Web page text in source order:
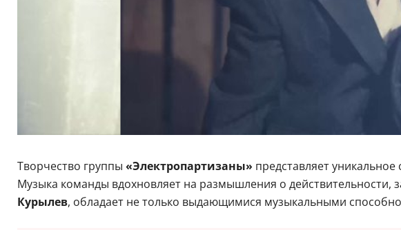
Творчество группы «Электропартизаны» представляет
Музыка команды вдохновляет на размышления о действительности,
Курылев, обладает не только выдающимися музыкальными